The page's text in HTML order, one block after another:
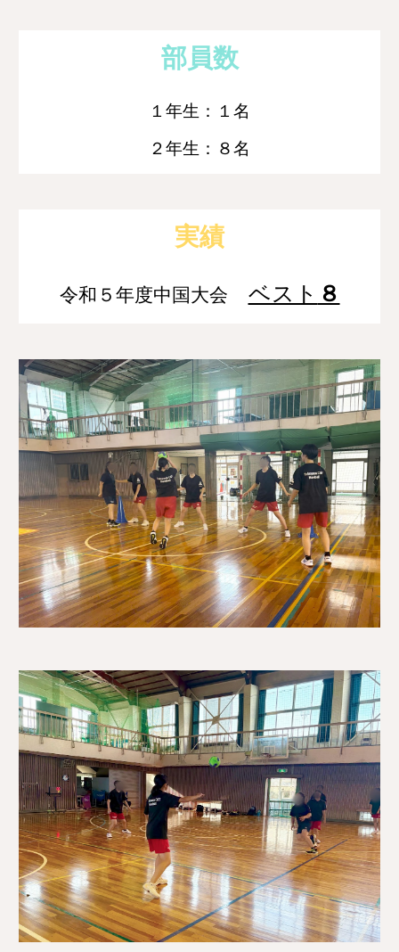
部員数
１年生：１名
２年生：８名
実績
令和５年度中国大会 ベスト ８